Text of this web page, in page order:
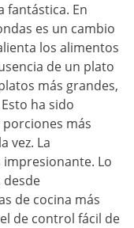
fantástica. En
es un cambio
los alimentos
de un plato
más grandes,
ha sido
más
vez. La
Lo
de cocina más
de control fácil de